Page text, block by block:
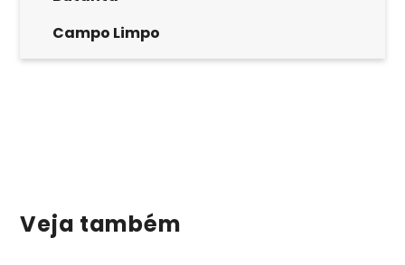
Campo Limpo
Veja também